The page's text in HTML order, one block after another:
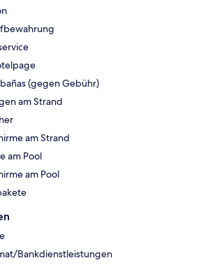
(gegen Gebühr)
am Strand
am Strand
am Pool
am Pool
Bankdienstleistungen